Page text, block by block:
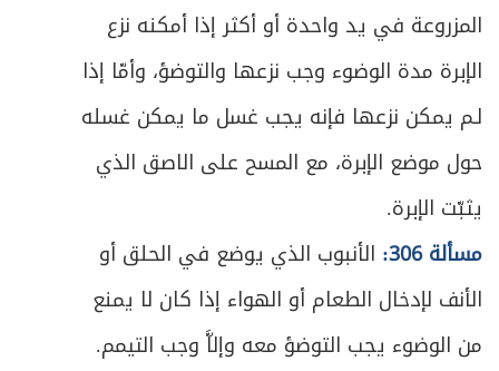
المزروعة في يد واحدة أو أكثر إذا أمكنه نزع
الإبرة مدة الوضوء وجب نزعها والتوضؤ، وأمّا إذا
لـم يمكن نزعها فإنه يجب غسل ما يمكن غسله
حول موضع الإبرة، مع المسح على الاصق الذي
يثبّت الإبرة.
مسألة 306:
الأنبوب الذي يوضع في الحلق أو
الأنف لإدخال الطعام أو الهواء إذا كان لا يمنع
من الوضوء يجب التوضؤ معه وإلاَّ وجب التيمم.
ص
611 الباب السابع- في أحكام الدفاع
ص
612
المبحث الأول ـ في الدفاع عن النفس
ومُتعلَّقاتها
ص618 المبحث الثاني ـ في الدفاع عن الوطن